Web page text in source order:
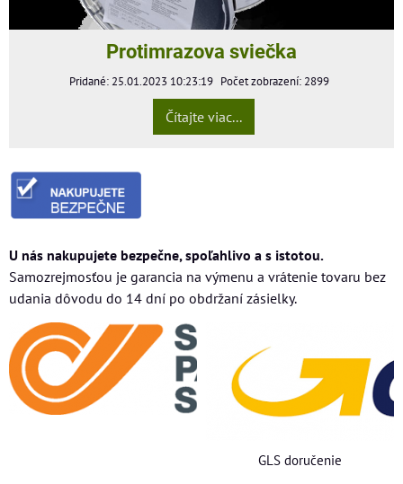
Protimrazova sviečka
Pridané: 25.01.2023 10:23:19 Počet zobrazení: 2899
Čítajte viac...
U nás nakupujete bezpečne, spoľahlivo a s istotou.
Samozrejmosťou je garancia na výmenu a vrátenie tovaru bez
udania dôvodu do 14 dní po obdržaní zásielky.
GLS doručenie